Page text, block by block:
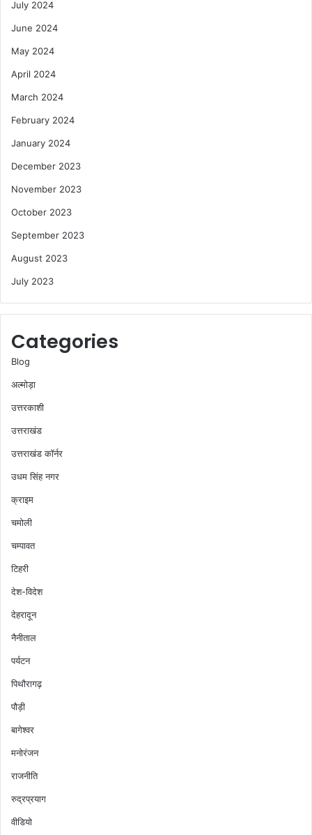
July 2024
June 2024
May 2024
April 2024
March 2024
February 2024
January 2024
December 2023
November 2023
October 2023
September 2023
August 2023
July 2023
Categories
Blog
अल्मोड़ा
उत्तरकाशी
उत्तराखंड
उत्तराखंड कॉर्नर
उधम सिंह नगर
क्राइम
चमोली
चम्पावत
टिहरी
देश-विदेश
देहरादून
नैनीताल
पर्यटन
पिथौरागढ़
पौड़ी
बागेश्वर
मनोरंजन
राजनीति
रुद्रप्रयाग
वीडियो